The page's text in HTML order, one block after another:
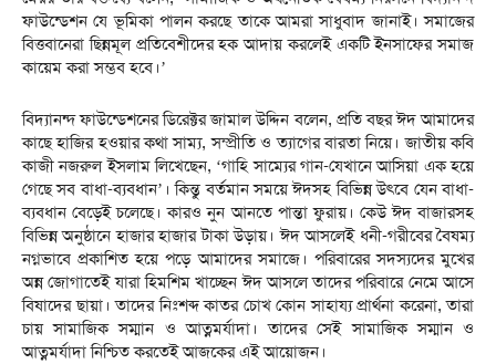
ফাউন্ডেশন যে ভূমিকা পালন করছে তাকে আমরা সাধুবাদ জানাই। সমাজের
বিত্তবানেরা ছিন্নমূল প্রতিবেশীদের হক আদায় করলেই একটি ইনসাফের সমাজ
কায়েম করা সম্ভব হবে।’
বিদ্যানন্দ ফাউন্ডেশনের ডিরেক্টর জামাল উদ্দিন বলেন, প্রতি বছর ঈদ আমাদের
কাছে হাজির হওয়ার কথা সাম্য, সম্প্রীতি ও ত্যাগের বারতা নিয়ে। জাতীয় কবি
কাজী নজরুল ইসলাম লিখেছেন, ‘গাহি সাম্যের গান-যেখানে আসিয়া এক হয়ে
গেছে সব বাধা-ব্যবধান’। কিন্তু বর্তমান সময়ে ঈদসহ বিভিন্ন উৎবে যেন বাধা-
ব্যবধান বেড়েই চলেছে। কারও নুন আনতে পান্তা ফুরায়। কেউ ঈদ বাজারসহ
বিভিন্ন অনুষ্ঠানে হাজার হাজার টাকা উড়ায়। ঈদ আসলেই ধনী-গরীবের বৈষম্য
নগ্নভাবে প্রকাশিত হয়ে পড়ে আমাদের সমাজে। পরিবারের সদস্যদের মুখের
অন্ন জোগাতেই যারা হিমশিম খাচ্ছেন ঈদ আসলে তাদের পরিবারে নেমে আসে
বিষাদের ছায়া। তাদের নিঃশব্দ কাতর চোখ কোন সাহায্য প্রার্থনা করেনা, তারা
চায় সামাজিক সম্মান ও আত্নমর্যাদা। তাদের সেই সামাজিক সম্মান ও
আত্নমর্যাদা নিশ্চিত করতেই আজকের এই আয়োজন।